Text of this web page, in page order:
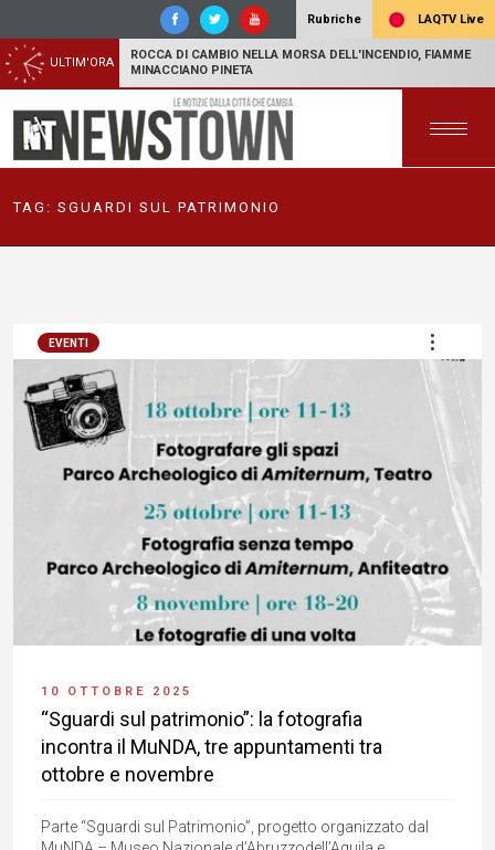
Rubriche LAQTV Live
ULTIM'ORA
ROCCA DI CAMBIO NELLA MORSA DELL'INCENDIO, FIAMME
MINACCIANO PINETA
TAG: SGUARDI SUL PATRIMONIO
EVENTI
10 OTTOBRE 2025
“Sguardi sul patrimonio”: la fotografia
incontra il MuNDA, tre appuntamenti tra
ottobre e novembre
Parte “Sguardi sul Patrimonio”, progetto organizzato dal